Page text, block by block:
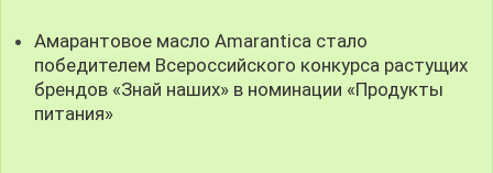
Амарантовое масло Amarantica стало
победителем Всероссийского конкурса растущих
брендов «Знай наших» в номинации «Продукты
питания»